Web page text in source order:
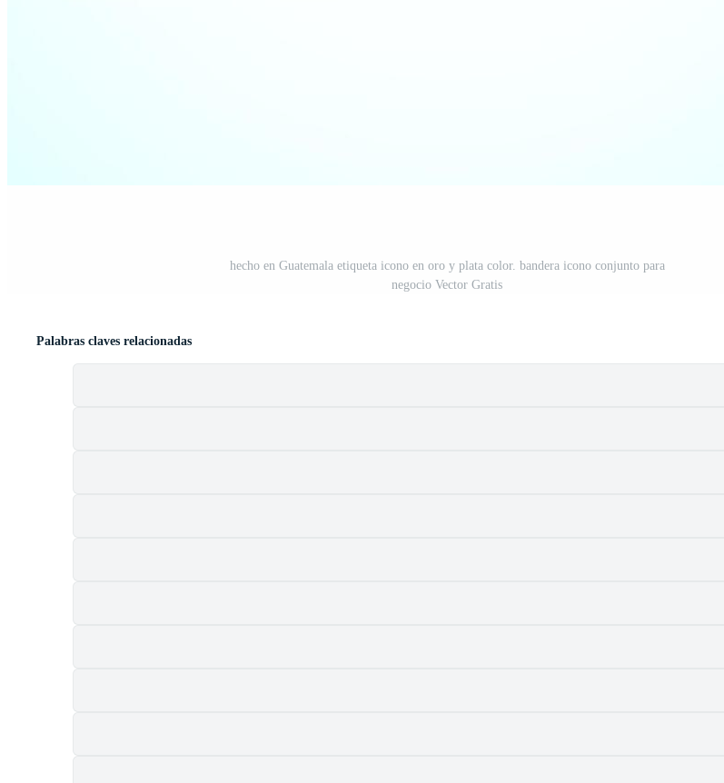
hecho en Guatemala etiqueta icono en oro y plata color. bandera icono conjunto para
negocio Vector Gratis
Palabras claves relacionadas